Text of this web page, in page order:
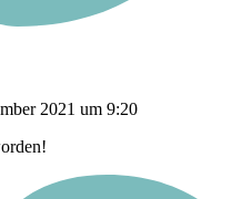
2021 um 9:20